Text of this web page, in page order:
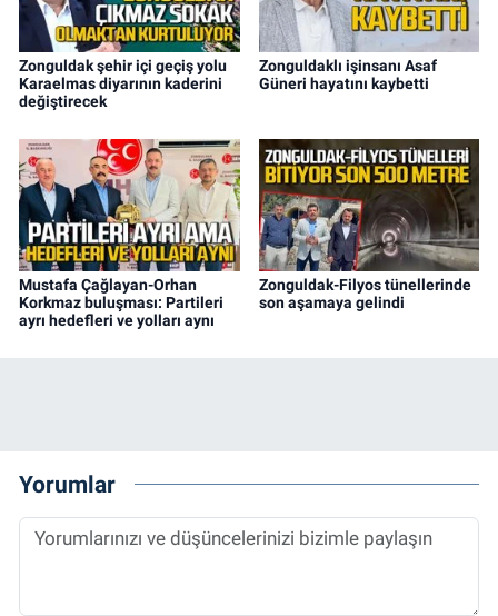
Zonguldak şehir içi geçiş yolu
Karaelmas diyarının kaderini
değiştirecek
Zonguldaklı işinsanı Asaf
Güneri hayatını kaybetti
Mustafa Çağlayan-Orhan
Korkmaz buluşması: Partileri
ayrı hedefleri ve yolları aynı
Zonguldak-Filyos tünellerinde
son aşamaya gelindi
Yorumlar